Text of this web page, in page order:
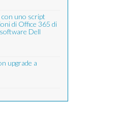
uno script
di Office 365 di
Dell
upgrade a